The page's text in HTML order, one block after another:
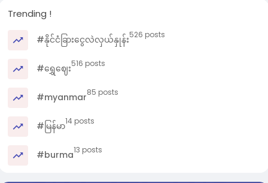
Trending !
#နိုင်ငံခြားငွေလဲလှယ်နှုန်း526 posts
#ရွှေဈေး516 posts
#myanmar85 posts
#မြန်မာ14 posts
#burma13 posts